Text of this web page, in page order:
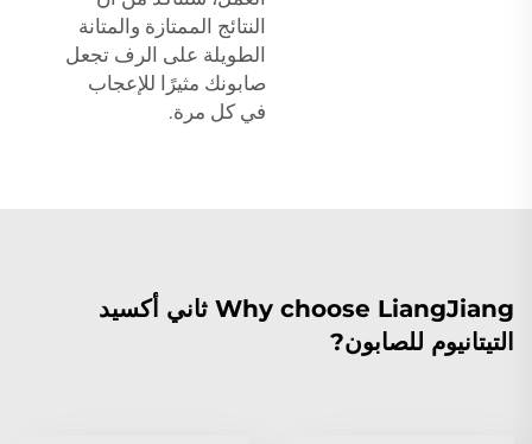
النتائج الممتازة والمتانة
الطويلة على الرف تجعل
صابونك مثيرًا للإعجاب
في كل مرة.
Why choose LiangJiang ثاني أكسيد
التيتانيوم للصابون?